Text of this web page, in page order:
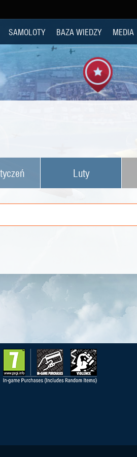
SAMOLOTY BAZA WIEDZY MEDIA
Luty